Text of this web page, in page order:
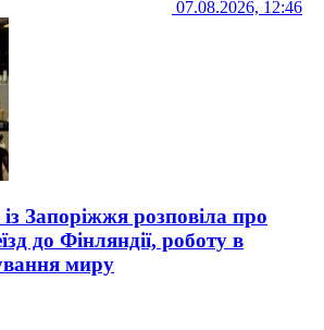
07.08.2026, 12:46
Запоріжжя розповіла про
до Фінляндії, роботу в
миру